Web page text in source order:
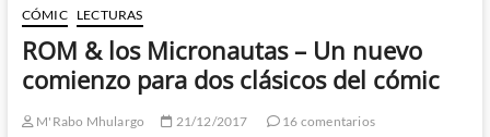
una
Feliz
y
Galadoriana
Navidad
CÓMIC LECTURAS
ROM & los Micronautas – Un nuevo
comienzo para dos clásicos del cómic
M'Rabo Mhulargo 21/12/2017
16 comentarios